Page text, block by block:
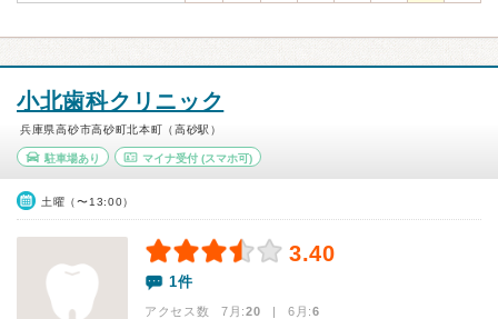
小北歯科クリニック
兵庫県高砂市高砂町北本町（高砂駅）
駐車場あり マイナ受付(スマホ可)
土曜（〜13:00）
3.40
1件
アクセス数 7月:20 | 6月:6